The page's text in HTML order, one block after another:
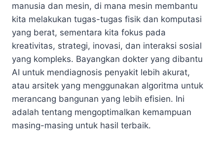
manusia dan mesin, di mana mesin membantu
kita melakukan tugas-tugas fisik dan komputasi
yang berat, sementara kita fokus pada
kreativitas, strategi, inovasi, dan interaksi sosial
yang kompleks. Bayangkan dokter yang dibantu
AI untuk mendiagnosis penyakit lebih akurat,
atau arsitek yang menggunakan algoritma untuk
merancang bangunan yang lebih efisien. Ini
adalah tentang mengoptimalkan kemampuan
masing-masing untuk hasil terbaik.